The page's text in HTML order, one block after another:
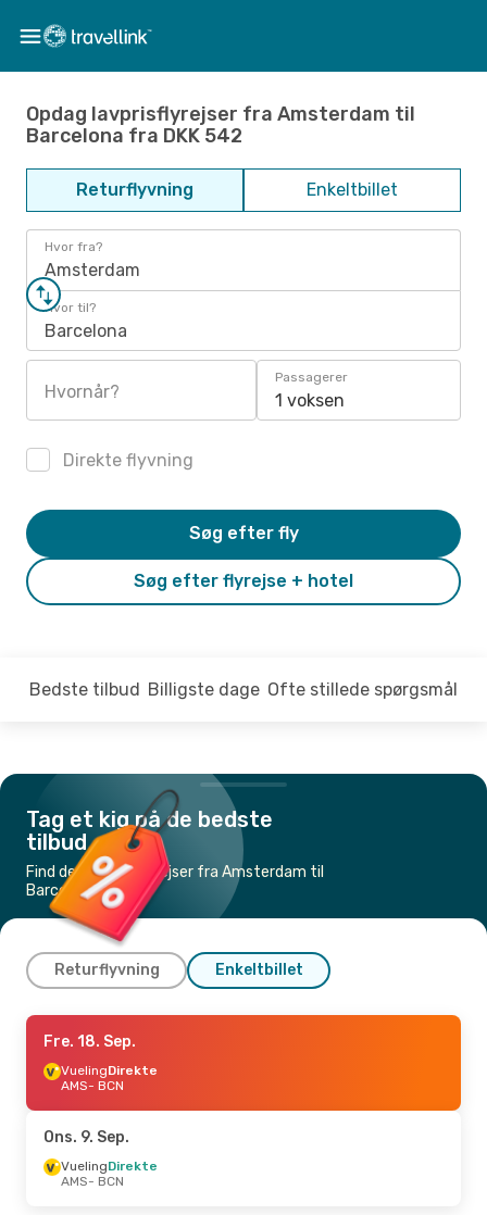
Opdag lavprisflyrejser fra Amsterdam til
Barcelona fra DKK 542
Returflyvning Enkeltbillet
Hvor fra?
Amsterdam
Hvor til?
Barcelona
Hvornår?
Passagerer
1 voksen
Direkte flyvning
Søg efter flyrejse + hotel
Søg efter fly
Bedste tilbud Billigste dage Ofte stillede spørgsmål
Tag et kig på de bedste
tilbud
Find de billigste flyrejser fra Amsterdam til
Barcelona
Returflyvning Enkeltbillet
Søn. 11. Okt.
VuelingDirekte
AMS- BCN
BCN- AMS
Lør. 5. Sep.- Man. 7. Sep.
Fre. 18. Sep.
VuelingDirekte
AMS- BCN
Ons. 9. Sep.
VuelingDirekte
AMS- BCN